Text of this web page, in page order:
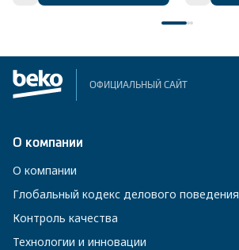
ОФИЦИАЛЬНЫЙ САЙТ
О компании
О компании
Глобальный кодекс делового поведения
Контроль качества
Технологии и инновации